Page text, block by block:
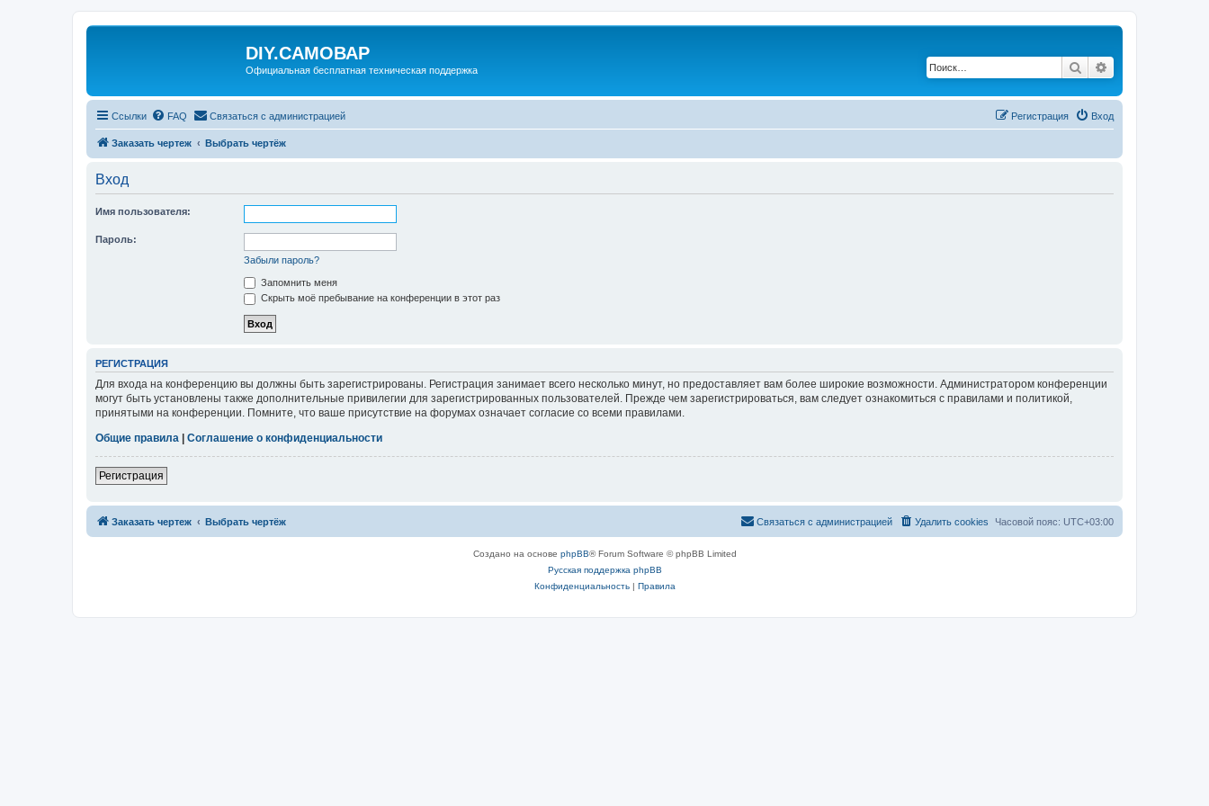
DIY.САМОВАР
Официальная бесплатная техническая поддержка Поиск
Ссылки FAQ Связаться с администрацией Вход
Регистрация
Заказать чертеж Выбрать чертёж
Вход
Имя пользователя:
Пароль:
Забыли пароль?
Запомнить меня
Скрыть моё пребывание на конференции в этот раз
РЕГИСТРАЦИЯ
Для входа на конференцию вы должны быть зарегистрированы. Регистрация занимает всего несколько минут, но предоставляет вам более широкие возможности. Администратором конференции
могут быть установлены также дополнительные привилегии для зарегистрированных пользователей. Прежде чем зарегистрироваться, вам следует ознакомиться с правилами и политикой,
принятыми на конференции. Помните, что ваше присутствие на форумах означает согласие со всеми правилами.
Общие правила
Соглашение о конфиденциальности
Регистрация
Заказать чертеж Выбрать чертёж Часовой пояс: UTC+03:00
Удалить cookies
Связаться с администрацией
Создано на основе phpBB® Forum Software © phpBB Limited
Русская поддержка phpBB
Конфиденциальность| Правила